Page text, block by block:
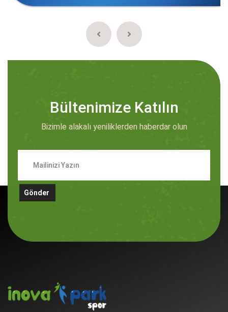
Bültenimize Katılın
Bizimle alakalı yeniliklerden haberdar olun
Gönder